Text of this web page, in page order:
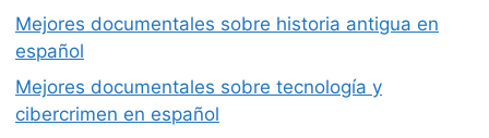
Mejores documentales sobre historia antigua en
español
Mejores documentales sobre tecnología y
cibercrimen en español